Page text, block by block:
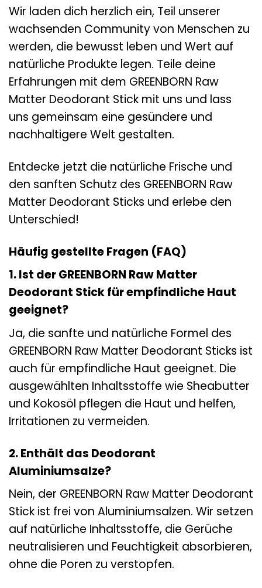
Wir laden dich herzlich ein, Teil unserer
wachsenden Community von Menschen zu
werden, die bewusst leben und Wert auf
natürliche Produkte legen. Teile deine
Erfahrungen mit dem GREENBORN Raw
Matter Deodorant Stick mit uns und lass
uns gemeinsam eine gesündere und
nachhaltigere Welt gestalten.
Entdecke jetzt die natürliche Frische und
den sanften Schutz des GREENBORN Raw
Matter Deodorant Sticks und erlebe den
Unterschied!
Häufig gestellte Fragen (FAQ)
1. Ist der GREENBORN Raw Matter
Deodorant Stick für empfindliche Haut
geeignet?
Ja, die sanfte und natürliche Formel des
GREENBORN Raw Matter Deodorant Sticks ist
auch für empfindliche Haut geeignet. Die
ausgewählten Inhaltsstoffe wie Sheabutter
und Kokosöl pflegen die Haut und helfen,
Irritationen zu vermeiden.
2. Enthält das Deodorant
Aluminiumsalze?
Nein, der GREENBORN Raw Matter Deodorant
Stick ist frei von Aluminiumsalzen. Wir setzen
auf natürliche Inhaltsstoffe, die Gerüche
neutralisieren und Feuchtigkeit absorbieren,
ohne die Poren zu verstopfen.